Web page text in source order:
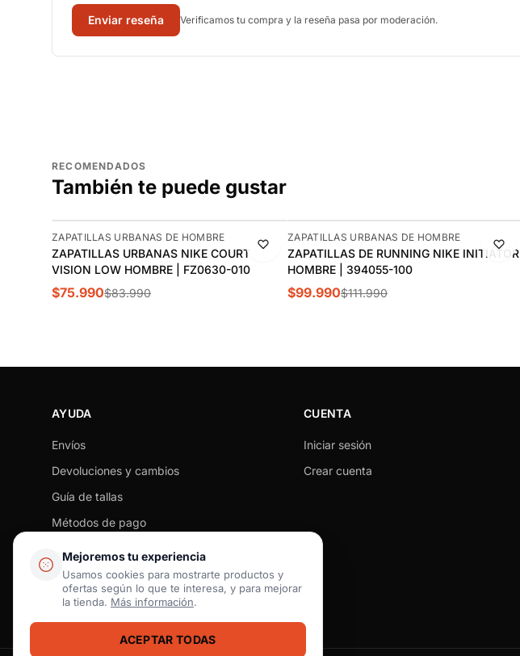
Mejoremos tu experiencia
Usamos cookies para mostrarte productos y
ofertas según lo que te interesa, y para mejorar
la tienda. Más información.
ACEPTAR TODAS
Enviar reseña Verificamos tu compra y la reseña pasa por moderación.
RECOMENDADOS
También te puede gustar
-10%
ZAPATILLAS URBANAS DE HOMBRE
ZAPATILLAS URBANAS NIKE COURT
VISION LOW HOMBRE | FZ0630-010
$75.990$83.990
-11%
ZAPATILLAS URBANAS DE HOMBRE
ZAPATILLAS DE RUNNING NIKE INITIATOR
HOMBRE | 394055-100
$99.990$111.990
AYUDA
Envíos
Devoluciones y cambios
Guía de tallas
Métodos de pago
Preguntas frecuentes
Contacto
CUENTA
Iniciar sesión
Crear cuenta